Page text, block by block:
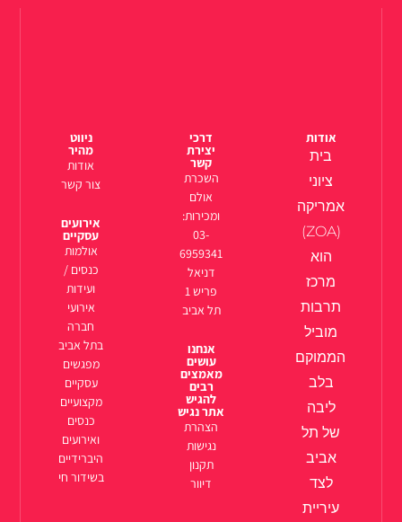
אודות
בית
ציוני
אמריקה
(ZOA)
הוא
מרכז
תרבות
מוביל
הממוקם
בלב
ליבה
של תל
אביב
לצד
עיריית
דרכי
יצירת
קשר
השכרת
אולם
ומכירות:
03-
6959341
דניאל
פריש 1
תל אביב
אנחנו
עושים
מאמצים
רבים
להגיש
אתר נגיש
הצהרת
נגישות
תקנון
דיוור
ניווט
מהיר
אודות
צור קשר
אירועים
עסקיים
אולמות
כנסים /
ועידות
אירועי
חברה
בתל אביב
מפגשים
עסקיים
מקצועיים
כנסים
ואירועים
היברידיים
בשידור חי